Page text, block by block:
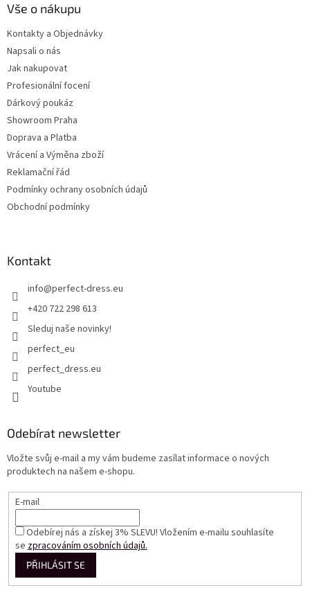
Vše o nákupu
Kontakty a Objednávky
Napsali o nás
Jak nakupovat
Profesionální focení
Dárkový poukáz
Showroom Praha
Doprava a Platba
Vrácení a Výměna zboží
Reklamační řád
Podmínky ochrany osobních údajů
Obchodní podmínky
Kontakt
info@perfect-dress.eu
+420 722 298 613
Sleduj naše novinky!
perfect_eu
perfect_dress.eu
Youtube
Odebírat newsletter
Vložte svůj e-mail a my vám budeme zasílat informace o nových
produktech na našem e-shopu.
E-mail
Odebírej nás a získej 3% SLEVU! Vložením e-mailu souhlasíte
sezpracováním osobních údajů.
PŘIHLÁSIT SE